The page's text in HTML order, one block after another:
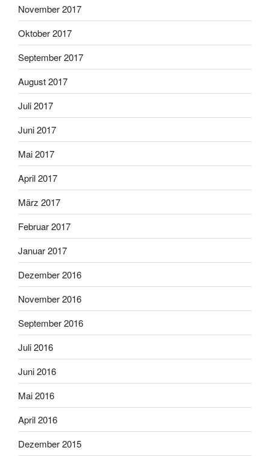
November 2017
Oktober 2017
September 2017
August 2017
Juli 2017
Juni 2017
Mai 2017
April 2017
März 2017
Februar 2017
Januar 2017
Dezember 2016
November 2016
September 2016
Juli 2016
Juni 2016
Mai 2016
April 2016
Dezember 2015